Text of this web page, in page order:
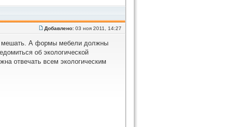
Добавлено: 03 ноя 2011, 14:27
мешать. А формы мебели должны
об экологической
отвечать всем экологическим